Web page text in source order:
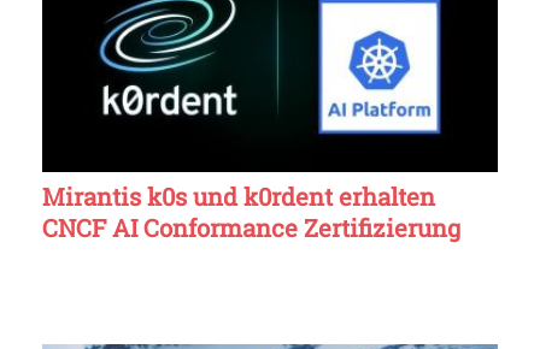
Mirantis k0s und k0rdent erhalten
CNCF AI Conformance Zertifizierung